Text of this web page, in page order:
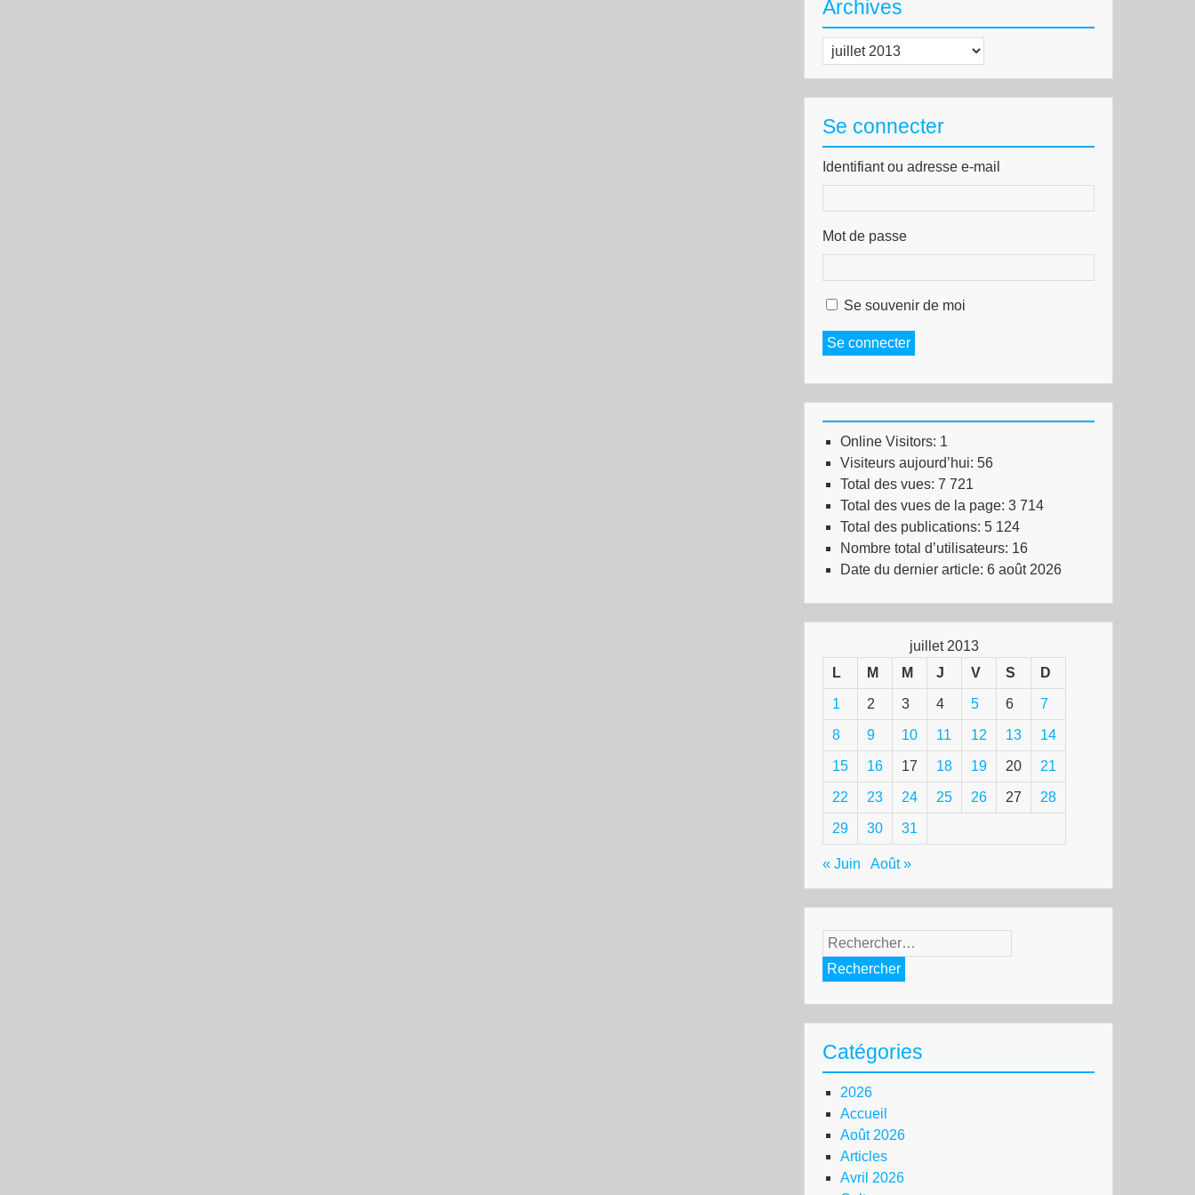
Archives
Archives
Se connecter
Identifiant ou adresse e-mail
Mot de passe
Se souvenir de moi
Se connecter
Online Visitors: 1
Visiteurs aujourd’hui: 56
Total des vues: 7 721
Total des vues de la page: 3 714
Total des publications: 5 124
Nombre total d’utilisateurs: 16
Date du dernier article: 6 août 2026
juillet 2013
L
M M J V S D
1 2 3 4 5 6 7
8 9 10 11 12 13 14
15 16 17 18 19 20 21
22 23 24 25 26 27 28
29 30 31
« Juin Août »
Rechercher :
Catégories
2026
Accueil
Août 2026
Articles
Avril 2026